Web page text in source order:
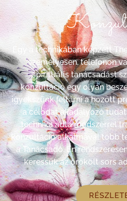
Egy a technikában képzett
személyesen, telefonon
spirituális tanácsadást
konzultáció egy olyan
igyekszünk feltárni a hozott
a célodat akadályozó
technika adta módszerrel
konzultáció alkalmával több
a Tanácsadó. Én
keressük az örökölt sors